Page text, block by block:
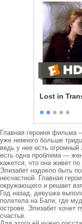
Lost in
Главная героиня фильма
уже немного больше
ведь у нее есть
есть одна проблема —
кажется, что она живет
Элизабет надоело быть
несчастной. Главная
окружающего и решает
Год назад, девушка
полетела на Бали, где
острове. Элизабет хочет
счастье.